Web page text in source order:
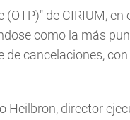
de CIRIUM,
como la más
cancelaciones,
Heilbron, director